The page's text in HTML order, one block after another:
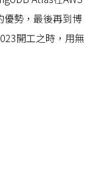
優勢，最後再到博
開工之時，用無